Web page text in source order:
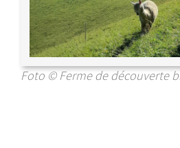
Foto © Ferme de découverte